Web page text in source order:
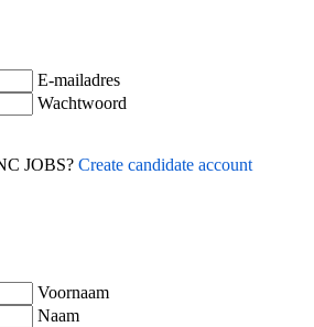
E-mailadres
Wachtwoord
JOBS? Create candidate account
Voornaam
Naam